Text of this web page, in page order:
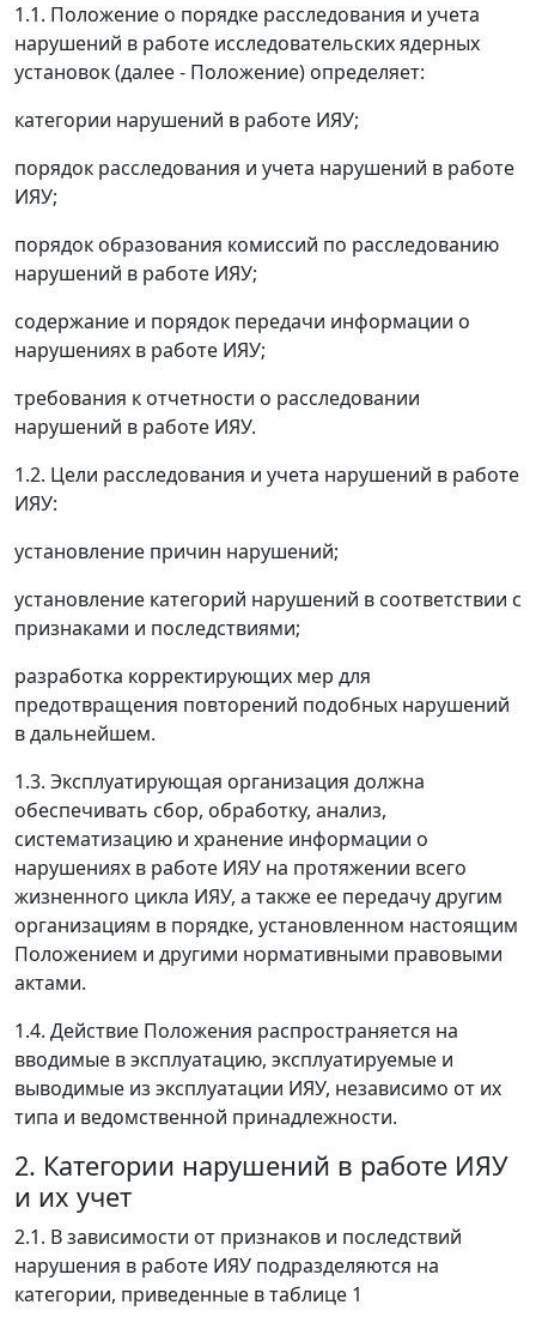
1.1. Положение о порядке расследования и учета
нарушений в работе исследовательских ядерных
установок (далее - Положение) определяет:
категории нарушений в работе ИЯУ;
порядок расследования и учета нарушений в работе
ИЯУ;
порядок образования комиссий по расследованию
нарушений в работе ИЯУ;
содержание и порядок передачи информации о
нарушениях в работе ИЯУ;
требования к отчетности о расследовании
нарушений в работе ИЯУ.
1.2. Цели расследования и учета нарушений в работе
ИЯУ:
установление причин нарушений;
установление категорий нарушений в соответствии с
признаками и последствиями;
разработка корректирующих мер для
предотвращения повторений подобных нарушений
в дальнейшем.
1.3. Эксплуатирующая организация должна
обеспечивать сбор, обработку, анализ,
систематизацию и хранение информации о
нарушениях в работе ИЯУ на протяжении всего
жизненного цикла ИЯУ, а также ее передачу другим
организациям в порядке, установленном настоящим
Положением и другими нормативными правовыми
актами.
1.4. Действие Положения распространяется на
вводимые в эксплуатацию, эксплуатируемые и
выводимые из эксплуатации ИЯУ, независимо от их
типа и ведомственной принадлежности.
2. Категории нарушений в работе ИЯУ
и их учет
2.1. В зависимости от признаков и последствий
нарушения в работе ИЯУ подразделяются на
категории, приведенные в таблице 1